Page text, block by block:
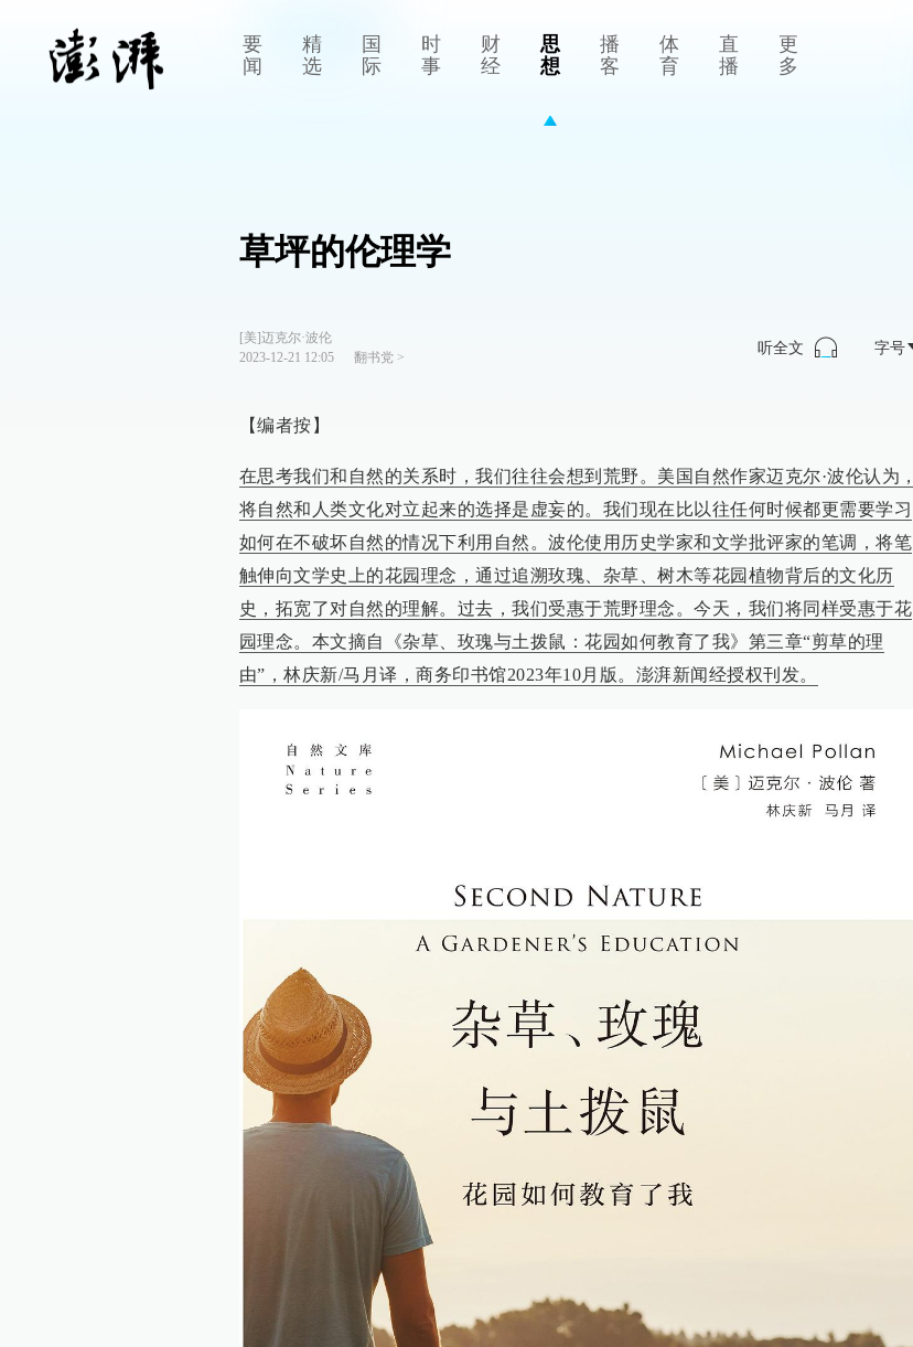
要
闻
精
选
国
际
时
事
财
经
思
想
播
客
体
育
直
播
更
多
草坪的伦理学
[美]迈克尔·波伦
2023-12-21 12:05
翻书党>
听全文 字号
【编者按】
在思考我们和自然的关系时，我们往往会想到荒野。美国自然作家迈克尔·波伦认为，
将自然和人类文化对立起来的选择是虚妄的。我们现在比以往任何时候都更需要学习
如何在不破坏自然的情况下利用自然。波伦使用历史学家和文学批评家的笔调，将笔
触伸向文学史上的花园理念，通过追溯玫瑰、杂草、树木等花园植物背后的文化历
史，拓宽了对自然的理解。过去，我们受惠于荒野理念。今天，我们将同样受惠于花
园理念。本文摘自《杂草、玫瑰与土拨鼠：花园如何教育了我》第三章“剪草的理
由”，林庆新/马月译，商务印书馆2023年10月版。澎湃新闻经授权刊发。